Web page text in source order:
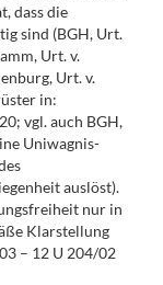
dass die
sind (BGH, Urt.
Urt. v.
Urt. v.
in:
vgl. auch BGH,
Uniwagnis-
auslöst).
nur in
Klarstellung
– 12 U 204/02